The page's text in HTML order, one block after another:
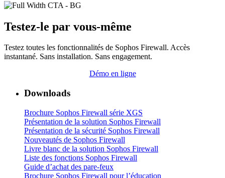
Testez-le par vous-même
Testez toutes les fonctionnalités de Sophos Firewall. Accès
instantané. Sans installation. Sans engagement.
Démo en ligne
Downloads
Brochure Sophos Firewall série XGS
Présentation de la solution Sophos Firewall
Présentation de la sécurité Sophos Firewall
Nouveautés de Sophos Firewall
Livre blanc de la solution Sophos Firewall
Liste des fonctions Sophos Firewall
Guide d’achat des pare-feux
Brochure Sophos Firewall pour l’éducation